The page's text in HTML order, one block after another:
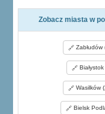
Zobacz miasta w
Zabłudów
Białystok
Wasilków
Bielsk